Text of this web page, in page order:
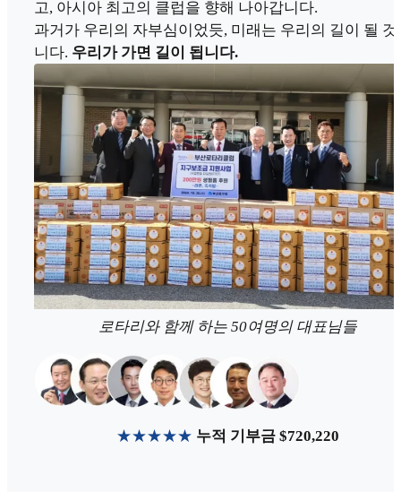
고, 아시아 최고의 클럽을 향해 나아갑니다.
과거가 우리의 자부심이었듯, 미래는 우리의 길이 될 것
니다. 우리가 가면 길이 됩니다.
로타리와 함께 하는 50여명의 대표님들
★★★★★ 누적 기부금 $720,220